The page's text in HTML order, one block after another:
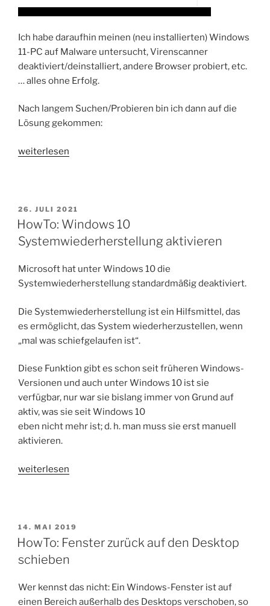
Ich habe daraufhin meinen (neu installierten) Windows
11-PC auf Malware untersucht, Virenscanner
deaktiviert/deinstalliert, andere Browser probiert, etc.
… alles ohne Erfolg.
Nach langem Suchen/Probieren bin ich dann auf die
Lösung gekommen:
„Fix:
ungültige(r)
API-
Parameter.
Sie
die
weiterlesen
VERÖFFENTLICHT
AM
26. JULI 2021
HowTo: Windows 10
Systemwiederherstellung aktivieren
Microsoft hat unter Windows 10 die
Systemwiederherstellung standardmäßig deaktiviert.
Die Systemwiederherstellung ist ein Hilfsmittel, das
es ermöglicht, das System wiederherzustellen, wenn
„mal was schiefgelaufen ist“.
Diese Funktion gibt es schon seit früheren Windows-
Versionen und auch unter Windows 10 ist sie
verfügbar, nur war sie bislang immer von Grund auf
aktiv, was sie seit Windows 10
eben nicht mehr ist; d. h. man muss sie erst manuell
aktivieren.
„HowTo:
aktivieren“
weiterlesen
VERÖFFENTLICHT
AM
14. MAI 2019
HowTo: Fenster zurück auf den Desktop
schieben
Wer kennst das nicht: Ein Windows-Fenster ist auf
einen Bereich außerhalb des Desktops verschoben, so